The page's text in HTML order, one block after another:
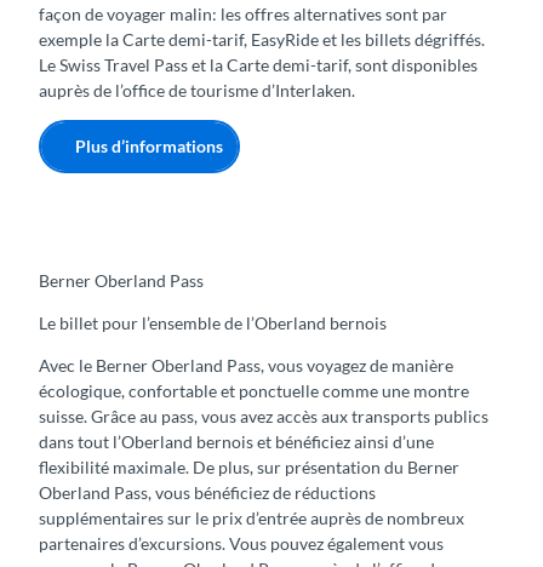
façon de voyager malin: les offres alternatives sont par
exemple la Carte demi-tarif, EasyRide et les billets dégriffés.
Le Swiss Travel Pass et la Carte demi-tarif, sont disponibles
auprès de l’office de tourisme d’Interlaken.
Plus d’informations
Berner Oberland Pass
Le billet pour l’ensemble de l’Oberland bernois
Avec le Berner Oberland Pass, vous voyagez de manière
écologique, confortable et ponctuelle comme une montre
suisse. Grâce au pass, vous avez accès aux transports publics
dans tout l’Oberland bernois et bénéficiez ainsi d’une
flexibilité maximale. De plus, sur présentation du Berner
Oberland Pass, vous bénéficiez de réductions
supplémentaires sur le prix d’entrée auprès de nombreux
partenaires d’excursions. Vous pouvez également vous